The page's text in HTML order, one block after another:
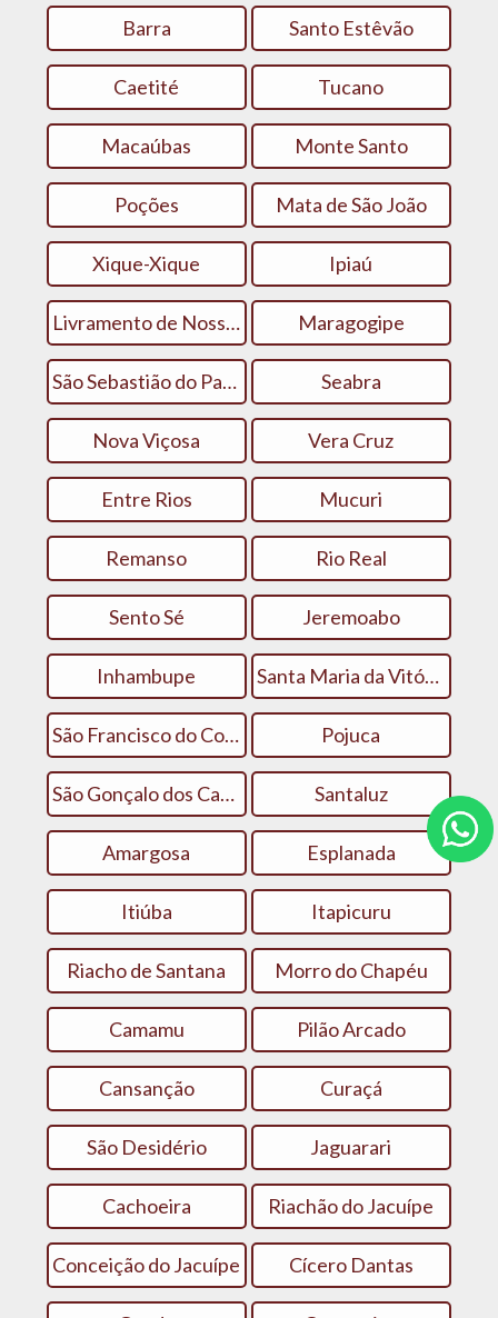
Barra Santo Estêvão
Caetité Tucano
Macaúbas Monte Santo
Poções Mata de São João
Xique-Xique Ipiaú
Livramento de Nossa Senhora Maragogipe
São Sebastião do Passé Seabra
Nova Viçosa Vera Cruz
Entre Rios Mucuri
Remanso Rio Real
Sento Sé Jeremoabo
Inhambupe Santa Maria da Vitória
São Francisco do Conde Pojuca
São Gonçalo dos Campos Santaluz
Amargosa Esplanada
Itiúba Itapicuru
Riacho de Santana Morro do Chapéu
Camamu Pilão Arcado
Cansanção Curaçá
São Desidério Jaguarari
Cachoeira Riachão do Jacuípe
Conceição do Jacuípe Cícero Dantas